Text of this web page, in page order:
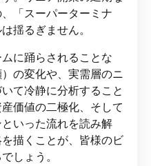
「スーパーターミナ
揺るぎません。
に踊らされることな
の変化や、実需層のニ
て冷静に分析すること
価値の二極化、そして
いった流れを読み解
描くことが、皆様のビ
しょう。